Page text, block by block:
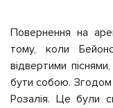
Повернення на
тому, коли
відвертими
бути собою. Згодом
Розалія. Це були